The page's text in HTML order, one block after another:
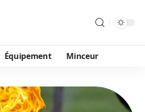
Équipement Minceur